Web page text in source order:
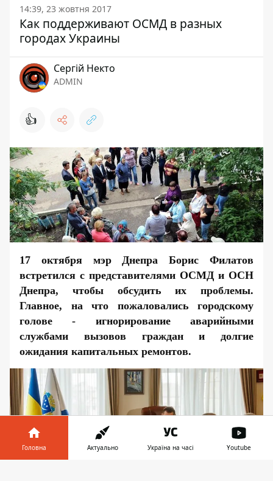
14:39, 23 жовтня 2017
Как поддерживают ОСМД в разных
городах Украины
Сергій Некто
ADMIN
👍
17 октября мэр Днепра Борис Филатов
встретился с представителями ОСМД и ОСН
Днепра, чтобы обсудить их проблемы.
Главное, на что пожаловались городскому
голове - игнорирование аварийными
службами вызовов граждан и долгие
ожидания капитальных ремонтов.
Головна Актуально Україна на часі Youtube